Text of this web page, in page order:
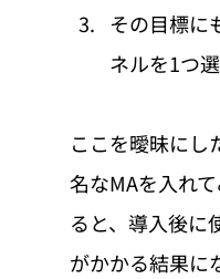
その目標に
ネルを1つ
ここを曖昧にし
名なMAを入れ
ると、導入後に
がかかる結果に